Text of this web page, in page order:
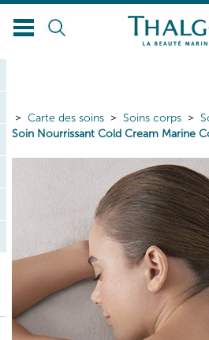
Carte des soins Soins corps
Soin Nourrissant Cold Cream Marine